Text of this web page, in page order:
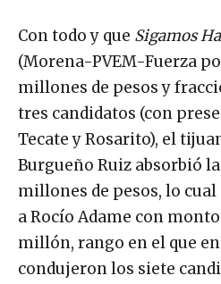
Con todo y que Sigamos
(Morena-PVEM-Fuerza
millones de pesos y
tres candidatos (con
Tecate y Rosarito), el
Burgueño Ruiz absorbió
millones de pesos, lo cual
a Rocío Adame con
millón, rango en el que
condujeron los siete